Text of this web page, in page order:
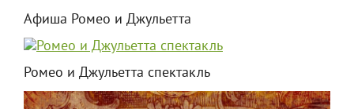
Афиша Ромео и Джульетта
Ромео и Джульетта спектакль